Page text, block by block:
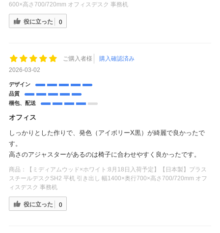
600×高さ700/720mm オフィスデスク 事務机
役に立った 0
ご購入者様
購入確認済み
2026-03-02
デザイン
品質
梱包、配送
オフィス
しっかりとした作りで、発色（アイボリーX黒）が綺麗で良かったで
す。
高さのアジャスターがあるのは椅子に合わせやすく良かったです。
商品：
【ミディアムウッド×ホワイト:8月18日入荷予定】【日本製】プラス
スチールデスクSH2 平机 引き出し 幅1400×奥行700×高さ700/720mm オフ
ィスデスク 事務机
役に立った 0